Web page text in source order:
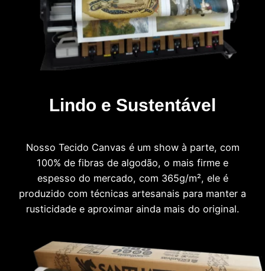
Lindo e Sustentável
Nosso Tecido Canvas é um show à parte, com
100% de fibras de algodão, o mais firme e
espesso do mercado, com 365g/m², ele é
produzido com técnicas artesanais para manter a
rusticidade e aproximar ainda mais do original.